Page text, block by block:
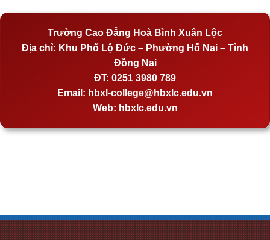
Trường Cao Đẳng Hoà Bình Xuân Lộc
Địa chỉ: Khu Phố Lộ Đức – Phường Hố Nai – Tỉnh
Đồng Nai
ĐT: 0251 3980 789
Email: hbxl-college@hbxlc.edu.vn
Web: hbxlc.edu.vn